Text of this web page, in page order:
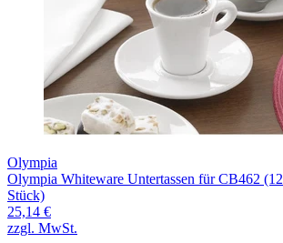
Olympia
Olympia Whiteware Untertassen für CB462 (12
Stück)
25,14 €
zzgl. MwSt.